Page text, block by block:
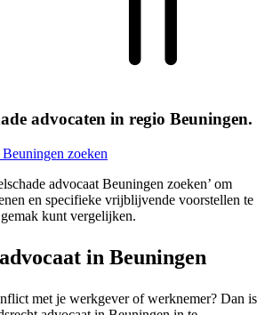
advocaten in regio Beuningen.
zoeken
advocaat Beuningen zoeken’ om
en specifieke vrijblijvende voorstellen te
kunt vergelijken.
in Beuningen
met je werkgever of werknemer? Dan is